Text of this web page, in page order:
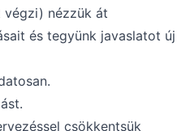
végzi) nézzük át
és tegyünk javaslatot új
csökkentsük